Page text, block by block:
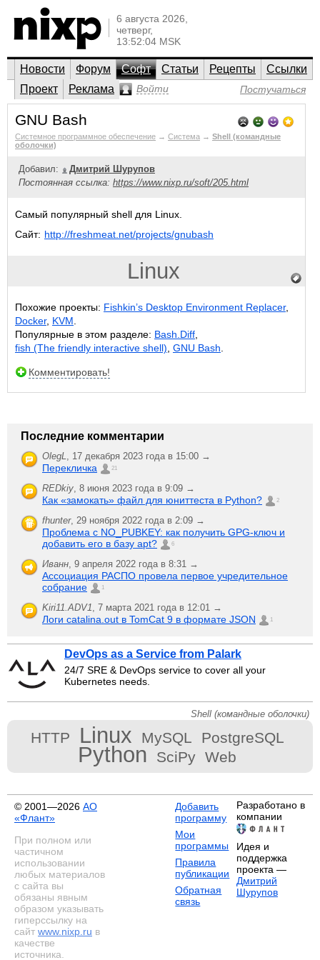
6 августа 2026,
четверг,
13:52:04 MSK
Новости Форум Софт Статьи Рецепты
Ссылки
Проект
Реклама Войти Постучаться
GNU Bash
Системное программное обеспечение → Система → Shell (командные
оболочки)
Добавил:
Дмитрий Шурупов
Постоянная ссылка: https://www.nixp.ru/soft/205.html
Самый популярный shell для Linux.
Сайт: http://freshmeat.net/projects/gnubash
Linux
Похожие проекты: Fishkin’s Desktop Environment Replacer,
Docker, KVM
Популярные в этом разделе: Bash.Diff
fish (The friendly interactive shell) GNU Bash
Комментировать!
Последние комментарии
OlegL, 17 декабря 2023 года в 15:00 →
Перекличка 21
REDkiy, 8 июня 2023 года в 9:09 →
Как «замокать» файл для юниттеста в Python? 2
fhunter, 29 ноября 2022 года в 2:09 →
Проблема с NO_PUBKEY: как получить GPG-ключ и
добавить его в базу apt?
6
Иванн, 9 апреля 2022 года в 8:31 →
Ассоциация РАСПО провела первое учредительное
собрание
1
Kiri11.ADV1, 7 марта 2021 года в 12:01 →
Логи catalina.out в TomCat 9 в формате JSON 1
DevOps as a Service from Palark
24/7 SRE & DevOps service to cover all your
Kubernetes needs.
Shell (командные оболочки)
HTTP Linux MySQL PostgreSQL
Python SciPy Web
© 2001—2026 АО
«Флант»
При полном или
частичном
использовании
любых материалов
с сайта вы
обязаны явным
образом указывать
гиперссылку на
сайт www.nixp.ru в
качестве
источника.
Добавить
программу
Мои
программы
Правила
публикации
Обратная
связь
Разработано в
компании
Идея и
поддержка
проекта —
Дмитрий
Шурупов